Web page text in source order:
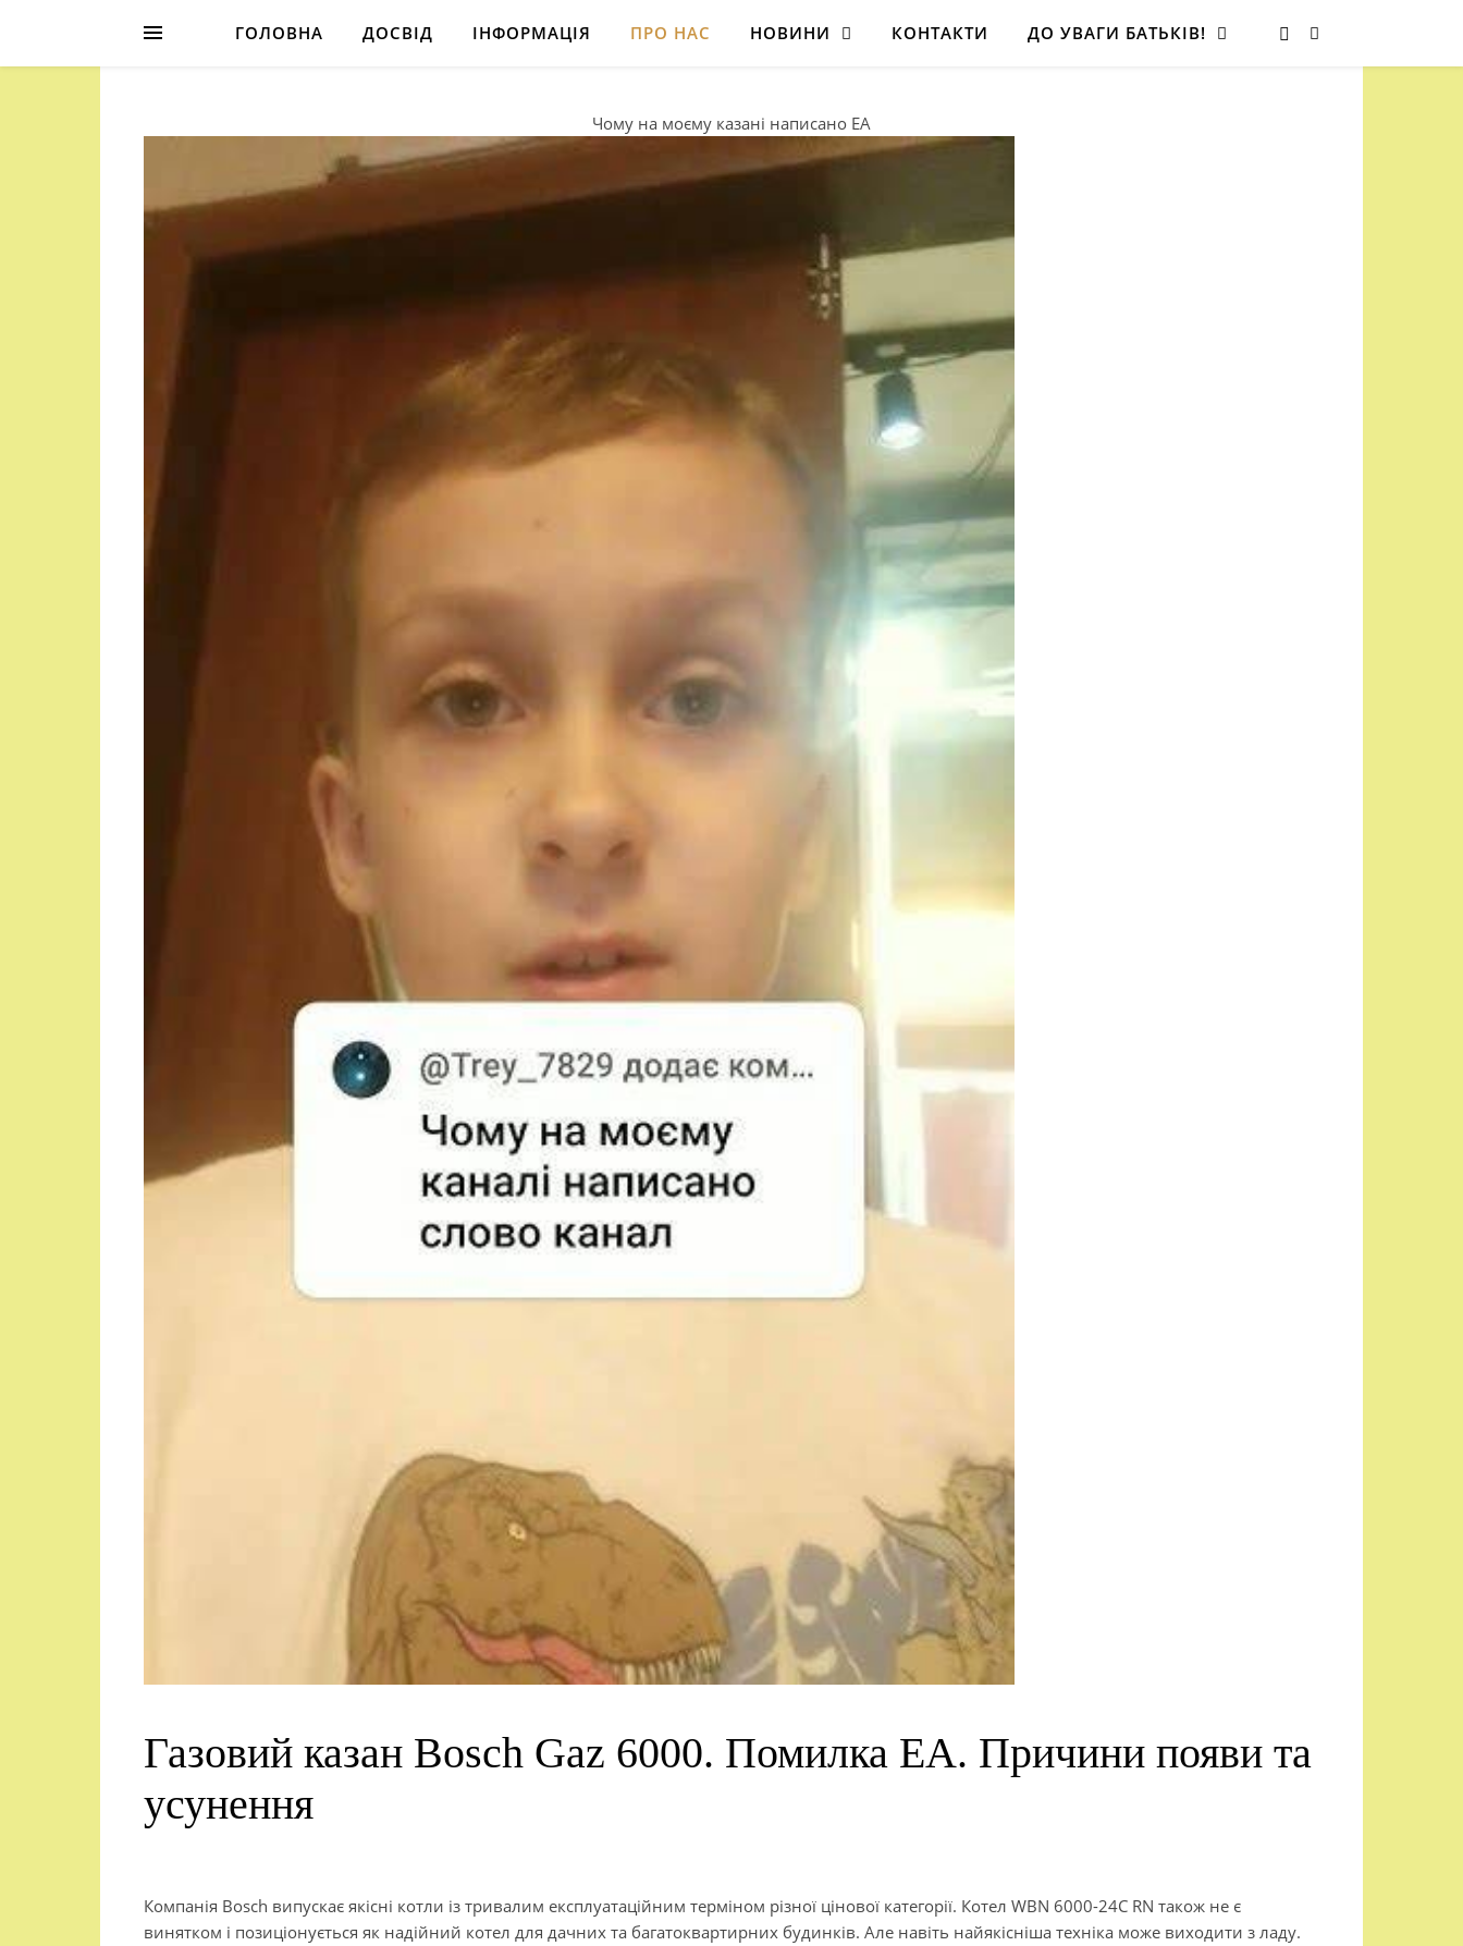
ГОЛОВНА ДОСВІД ІНФОРМАЦІЯ ПРО НАС НОВИНИ КОНТАКТИ ДО УВАГИ БАТЬКІВ!
Чому на моєму казані написано EA
Газовий казан Bosch Gaz 6000. Помилка EA. Причини появи та
усунення
Компанія Bosch випускає якісні котли із тривалим експлуатаційним терміном різної цінової категорії. Котел WBN 6000-24C RN також не є
винятком і позиціонується як надійний котел для дачних та багатоквартирних будинків. Але навіть найякісніша техніка може виходити з ладу.